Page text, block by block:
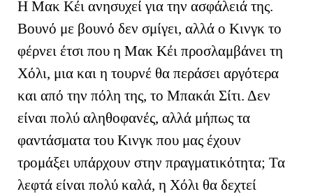
Η Μακ Κέι ανησυχεί για την ασφάλειά της.
Βουνό με βουνό δεν σμίγει, αλλά ο Κινγκ το
φέρνει έτσι που η Μακ Κέι προσλαμβάνει τη
Χόλι, μια και η τουρνέ θα περάσει αργότερα
και από την πόλη της, το Μπακάι Σίτι. Δεν
είναι πολύ αληθοφανές, αλλά μήπως τα
φαντάσματα του Κινγκ που μας έχουν
τρομάξει υπάρχουν στην πραγματικότητα; Τα
λεφτά είναι πολύ καλά, η Χόλι θα δεχτεί